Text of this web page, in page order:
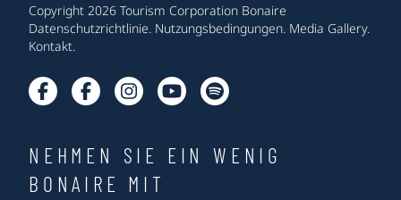
Copyright 2026 Tourism Corporation Bonaire
Datenschutzrichtlinie. Nutzungsbedingungen. Media Gallery.
Kontakt.
NEHMEN SIE EIN WENIG
BONAIRE MIT